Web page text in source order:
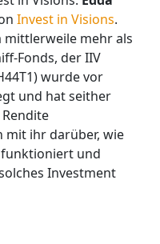
Invest in Visions.
mittlerweile mehr als
Fonds, der IIV
wurde vor
und hat seither
mit ihr darüber, wie
und
Investment